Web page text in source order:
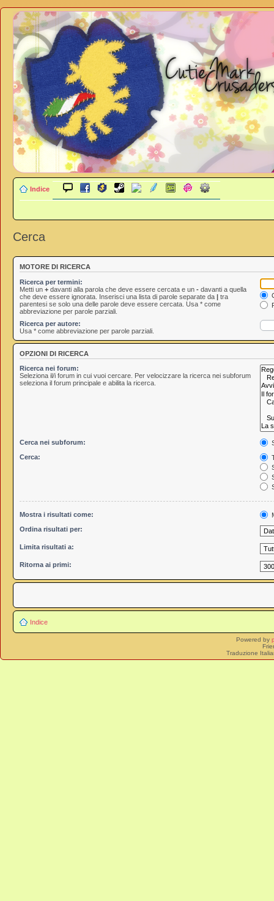
Indice
Cerca
MOTORE DI RICERCA
Ricerca per termini:
Metti un + davanti alla parola che deve essere cercata e un - davanti a quella
che deve essere ignorata. Inserisci una lista di parole separate da | tra
parentesi se solo una delle parole deve essere cercata. Usa * come
abbreviazione per parole parziali.
Ricerca per autore:
Usa * come abbreviazione per parole parziali.
OPZIONI DI RICERCA
Ricerca nei forum:
Seleziona il/i forum in cui vuoi cercare. Per velocizzare la ricerca nei subforum
seleziona il forum principale e abilita la ricerca.
Cerca nei subforum:
Cerca:
Mostra i risultati come:
Ordina risultati per:
Limita risultati a:
Ritorna ai primi:
Indice
Powered by
Traduzione